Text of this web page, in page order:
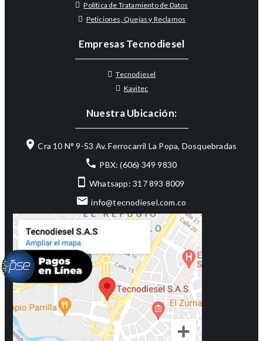
Política de Tratamiento de Datos
Peticiones, Quejas y Reclamos
Empresas Tecnodiesel
Tecnodiesel
Kavitec
Nuestra Ubicación:
Cra 10 N° 9-53 Av. Ferrocarril La Popa, Dosquebradas
PBX: (606) 349 9830
Whatsapp: 317 893 8009
info@tecnodiesel.com.co